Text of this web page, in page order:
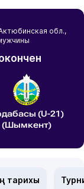
обл.,
(U-21)
(Шымкент)
тарихы